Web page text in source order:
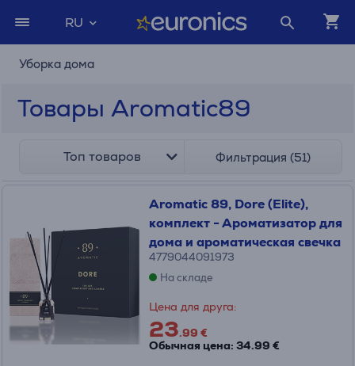
RU
Уборка дома
Товары Aromatic89
Топ товаров Фильтрация (51)
Aromatic 89, Dore (Elite),
комплект - Ароматизатор для
дома и ароматическая свечка
4779044091973
На складе
Цена для друга:
23.99 €
Обычная цена: 34.99 €